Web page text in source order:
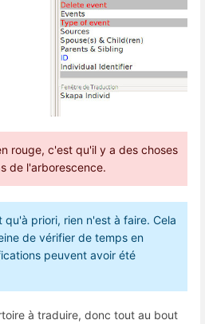
rouge, c'est qu'il y a des choses
de l'arborescence.
qu'à priori, rien n'est à faire. Cela
de vérifier de temps en
peuvent avoir été
à traduire, donc tout au bout